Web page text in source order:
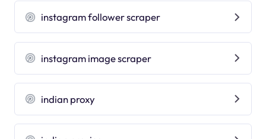
instagram follower scraper
instagram image scraper
indian proxy